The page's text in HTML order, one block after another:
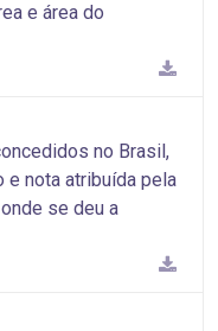
e área do
no Brasil,
e nota atribuída pela
se deu a